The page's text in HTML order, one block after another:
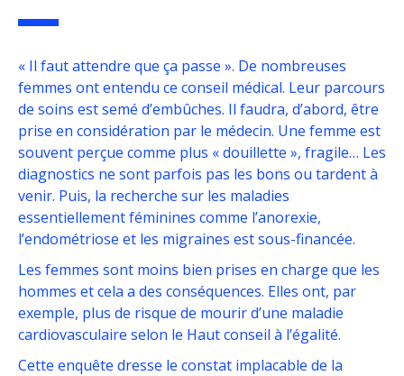
« Il faut attendre que ça passe ». De nombreuses
femmes ont entendu ce conseil médical. Leur parcours
de soins est semé d’embûches. Il faudra, d’abord, être
prise en considération par le médecin. Une femme est
souvent perçue comme plus « douillette », fragile… Les
diagnostics ne sont parfois pas les bons ou tardent à
venir. Puis, la recherche sur les maladies
essentiellement féminines comme l’anorexie,
l’endométriose et les migraines est sous-financée.
Les femmes sont moins bien prises en charge que les
hommes et cela a des conséquences. Elles ont, par
exemple, plus de risque de mourir d’une maladie
cardiovasculaire selon le Haut conseil à l’égalité.
Cette enquête dresse le constat implacable de la